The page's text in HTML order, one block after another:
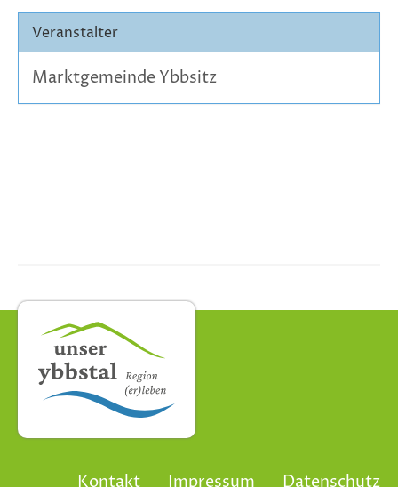
Veranstalter
Marktgemeinde Ybbsitz
Kontakt Impressum Datenschutz